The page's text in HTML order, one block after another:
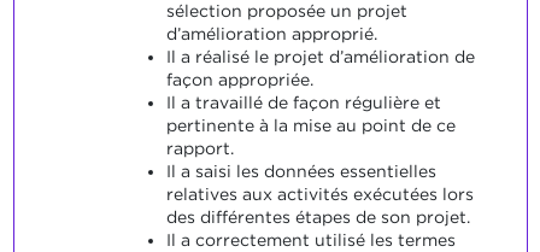
sélection proposée un projet
d’amélioration approprié.
Il a réalisé le projet d’amélioration de
façon appropriée.
Il a travaillé de façon régulière et
pertinente à la mise au point de ce
rapport.
Il a saisi les données essentielles
relatives aux activités exécutées lors
des différentes étapes de son projet.
Il a correctement utilisé les termes